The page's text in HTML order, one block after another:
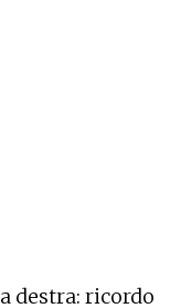
destra: ricordo